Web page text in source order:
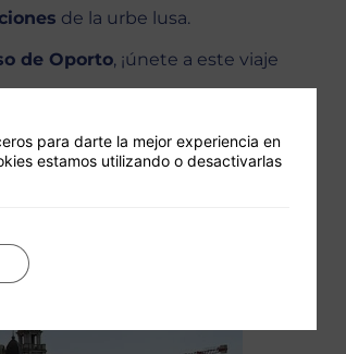
de la urbe lusa.
de Oporto, ¡únete a este viaje
para darte la mejor experiencia en
estamos utilizando o desactivarlas